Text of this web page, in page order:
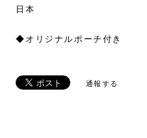
日本
◆オリジナルポーチ付き
通報する